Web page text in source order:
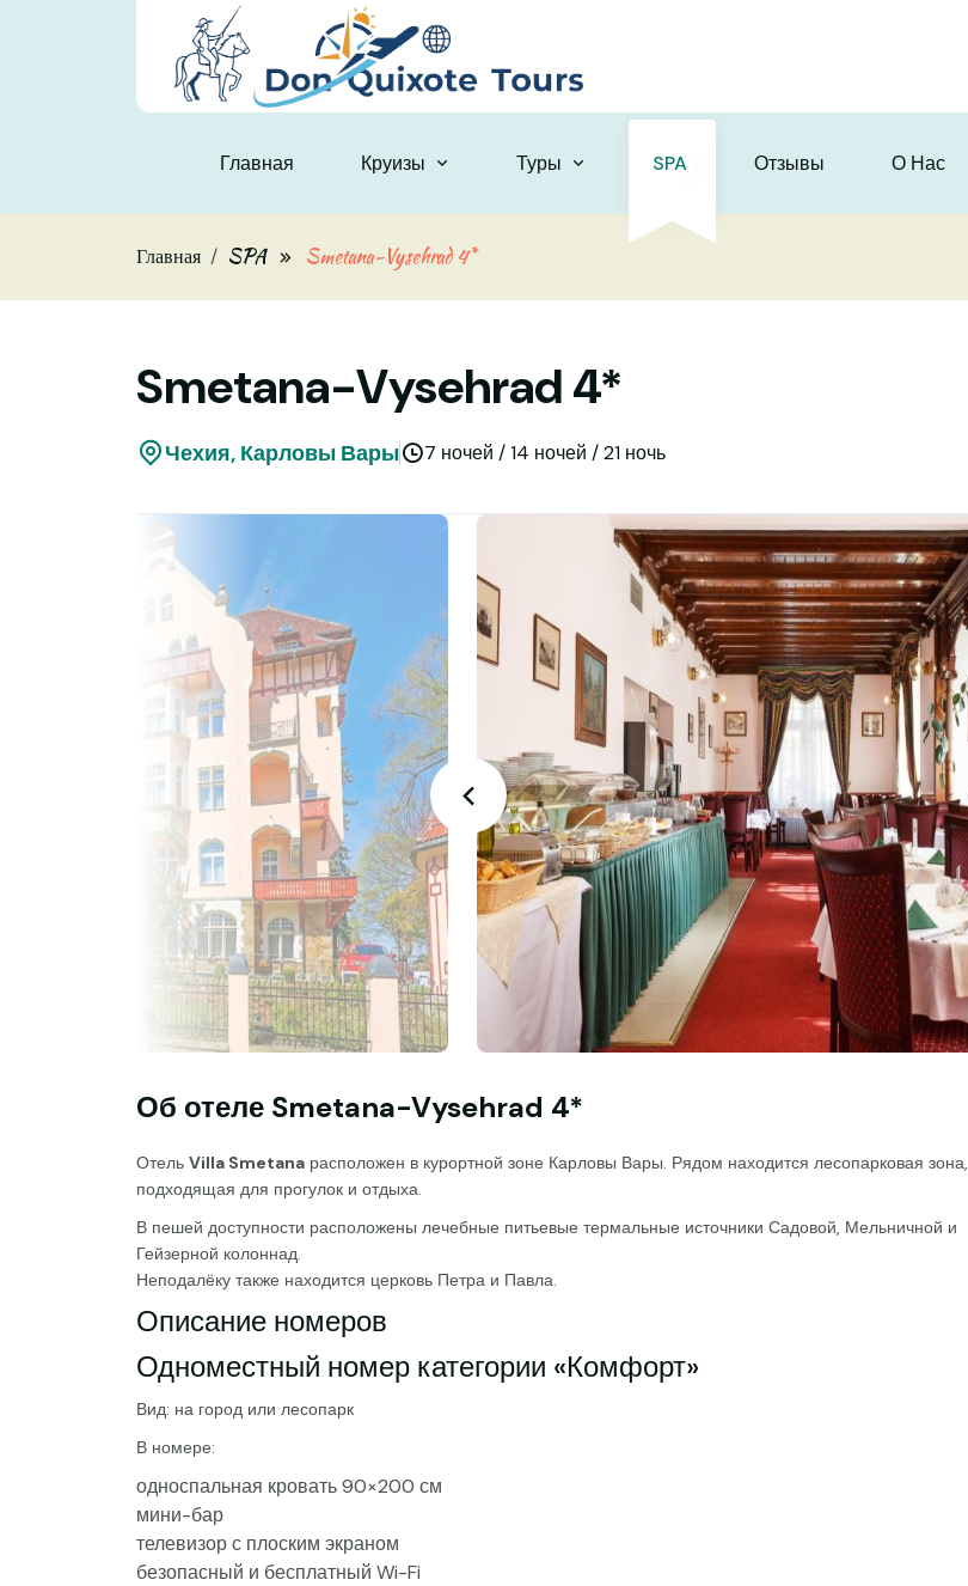
Главная Круизы Туры SPA Отзывы О Нас
Главная SPA Smetana-Vysehrad 4*
Smetana-Vysehrad 4*
Чехия, Карловы Вары 7 ночей / 14 ночей / 21 ночь
Об отеле Smetana-Vysehrad 4*
Отель Villa Smetana расположен в курортной зоне Карловы Вары. Рядом находится лесопарковая зона,
подходящая для прогулок и отдыха.
В пешей доступности расположены лечебные питьевые термальные источники Садовой, Мельничной и
Гейзерной колоннад.
Неподалёку также находится церковь Петра и Павла.
Описание номеров
Одноместный номер категории «Комфорт»
Вид: на город или лесопарк
В номере:
односпальная кровать 90×200 см
мини-бар
телевизор с плоским экраном
безопасный и бесплатный Wi-Fi